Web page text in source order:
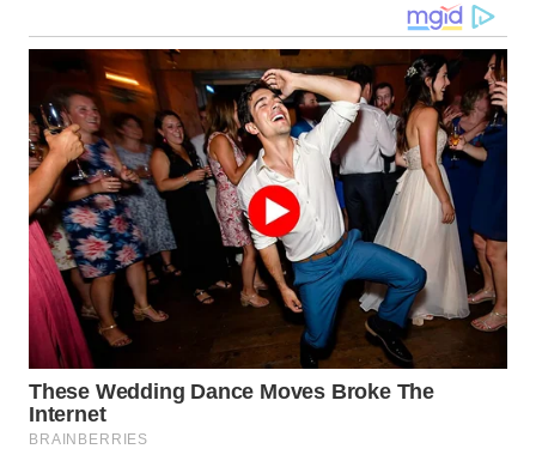
WN
NIAS
WN
LANGKAT
WN
TAPANULI
SELATAN
WN
TANJUNG
LESUNG
WN